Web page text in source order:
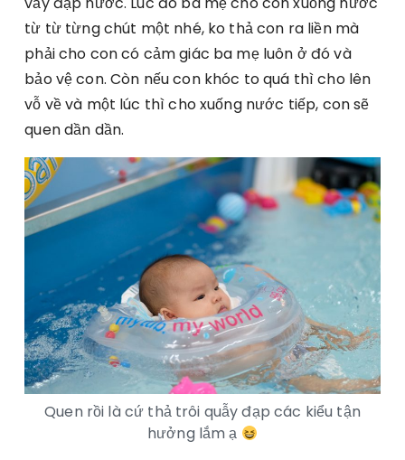
từ từ từng chút một nhé, ko thả con ra liền mà
phải cho con có cảm giác ba mẹ luôn ở đó và
bảo vệ con. Còn nếu con khóc to quá thì cho lên
vỗ về và một lúc thì cho xuống nước tiếp, con sẽ
quen dần dần.
Quen rồi là cứ thả trôi quẫy đạp các kiểu tận
hưởng lắm ạ